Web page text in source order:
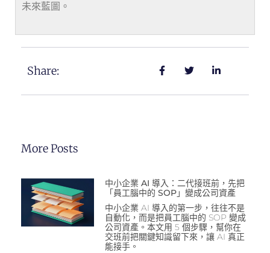
未來藍圖。
Share:
More Posts
中小企業 AI 導入：二代接班前，先把
「員工腦中的 SOP」變成公司資產
中小企業 AI 導入的第一步，往往不是
自動化，而是把員工腦中的 SOP 變成
公司資產。本文用 5 個步驟，幫你在
交班前把關鍵知識留下來，讓 AI 真正
能接手。